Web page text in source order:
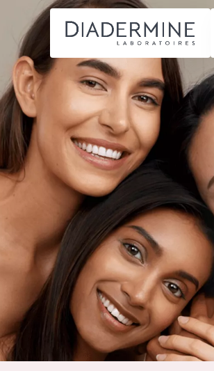
SOLUTIONS POUR LA PEAU
Hydratation et éclat
Réduction des rides
Régénération de la peau
Raffermissement de la
peau
Peau ménopausée
ACCUEIL
Composition
À propos
Conseils Beauté
Contact
English
French
German